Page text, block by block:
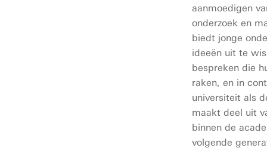
aanmoedigen
onderzoek en
biedt jonge
ideeën uit te
bespreken die
raken, en in
universiteit als
maakt deel uit
binnen de
volgende